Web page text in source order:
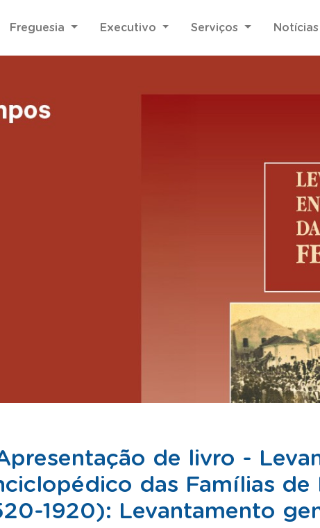
Freguesia Executivo Serviços Notícias
de livro -
das Famílias de
1920): Levantamento